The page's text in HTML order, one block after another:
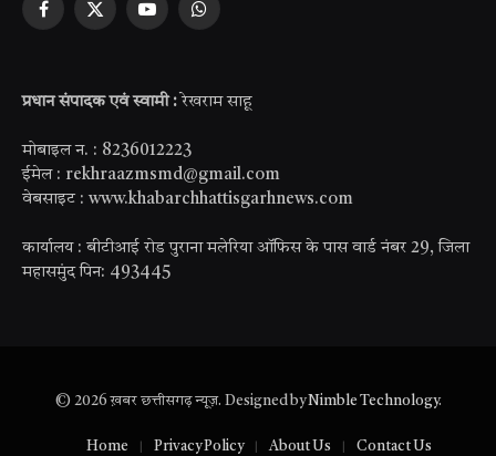
Facebook
X
YouTubeWhatsApp
प्रधान संपादक एवं स्वामी : रेखराम साहू
मोबाइल न. : 8236012223
ईमेल : rekhraazmsmd@gmail.com
वेबसाइट : www.khabarchhattisgarhnews.com
कार्यालय : बीटीआई रोड पुराना मलेरिया ऑफिस के पास वार्ड नंबर 29, जिला
महासमुंद पिन: 493445
© 2026 ख़बर छत्तीसगढ़ न्यूज़. Designed byNimble Technology.
Home Privacy Policy About Us Contact Us